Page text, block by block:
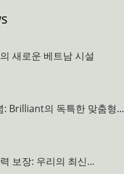
새로운 베트남 시설
: Brilliant의 독특한 맞춤형...
보장: 우리의 최신...